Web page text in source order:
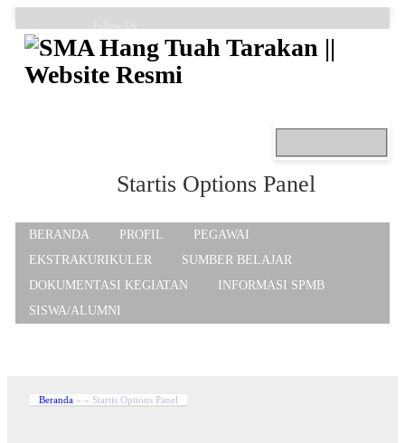
FAQ Contacts About
BERANDA PROFIL
PEGAWAI
EKSTRAKURIKULER
SUMBER BELAJAR
DOKUMENTASI KEGIATAN
INFORMASI SPMB
SISWA/ALUMNI
Startis Options Panel
Beranda » » Startis Options Panel